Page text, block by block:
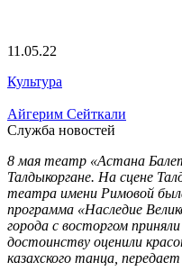
11.05.22
Культура
Айгерим Сейткали
Служба новостей
8 мая театр «Астана
Талдыкоргане. На сцене
театра имени Римовой
программа «Наследие
города с восторгом
достоинству оценили
казахского танца,